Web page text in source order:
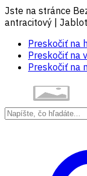
Jste na stránce
antracitový |
Preskočiť na
Preskočiť na
Preskočiť na